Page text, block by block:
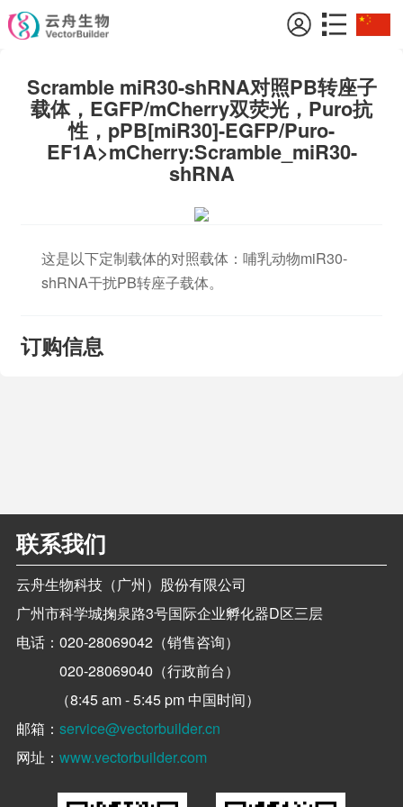
Scramble miR30-shRNA对照PB转座子
载体，EGFP/mCherry双荧光，Puro抗
性，pPB[miR30]-EGFP/Puro-
EF1A>mCherry:Scramble_miR30-
shRNA
这是以下定制载体的对照载体：哺乳动物miR30-
shRNA干扰PB转座子载体。
订购信息
联系我们
云舟生物科技（广州）股份有限公司
广州市科学城掬泉路3号国际企业孵化器D区三层
电话：020-28069042（销售咨询）
020-28069040（行政前台）
（8:45 am - 5:45 pm 中国时间）
邮箱：service@vectorbuilder.cn
网址：www.vectorbuilder.com